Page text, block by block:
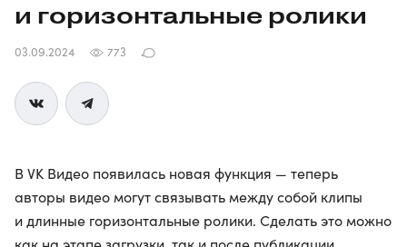
и горизонтальные ролики
03.09.2024 773
В VK Видео появилась новая функция — теперь
авторы видео могут связывать между собой клипы
и длинные горизонтальные ролики. Сделать это можно